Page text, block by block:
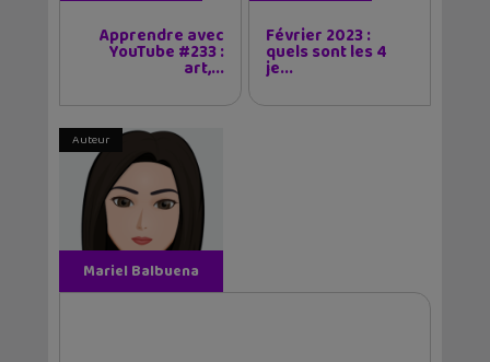
Apprendre avec
YouTube #233 :
art,...
Février 2023 :
quels sont les 4
je...
Auteur
Mariel Balbuena